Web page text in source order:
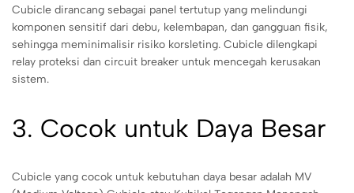
Cubicle dirancang sebagai panel tertutup yang melindungi
komponen sensitif dari debu, kelembapan, dan gangguan fisik,
sehingga meminimalisir risiko korsleting. Cubicle dilengkapi
relay proteksi dan circuit breaker untuk mencegah kerusakan
sistem.
3. Cocok untuk Daya Besar
Cubicle yang cocok untuk kebutuhan daya besar adalah MV